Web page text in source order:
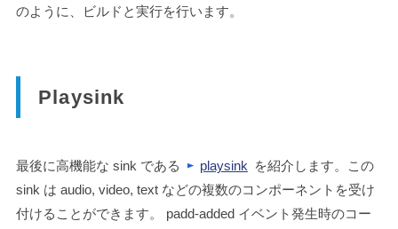
のように、ビルドと実行を行います。
Playsink
最後に高機能な sink である playsink を紹介します。この
sink は audio, video, text などの複数のコンポーネントを受け
付けることができます。 padd-addedイベント発生時のコー